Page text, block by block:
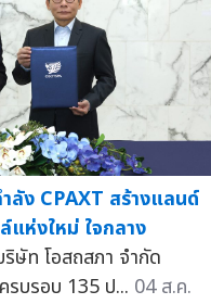
ลัง CPAXT สร้างแลนด์
แห่งใหม่ ใจกลาง
ษัท โอสถสภา จำกัด
บรอบ 135 ป... 04 ส.ค.